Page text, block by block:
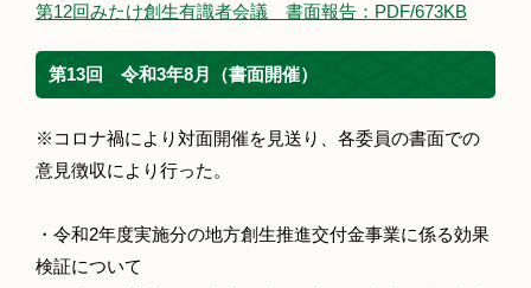
第12回みたけ創生有識者会議 書面報告：PDF/673KB
第13回 令和3年8月（書面開催）
※コロナ禍により対面開催を見送り、各委員の書面での
意見徴収により行った。
・令和2年度実施分の地方創生推進交付金事業に係る効果
検証について